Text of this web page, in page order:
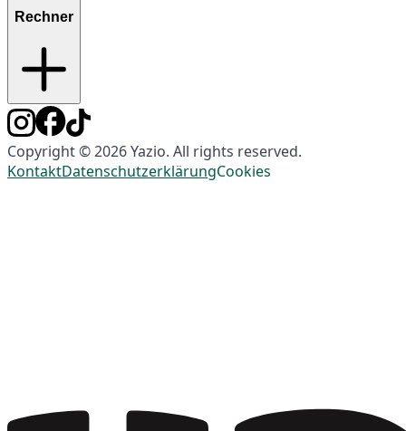
Rechner
Copyright © 2026 Yazio. All rights reserved.
KontaktDatenschutzerklärungCookies